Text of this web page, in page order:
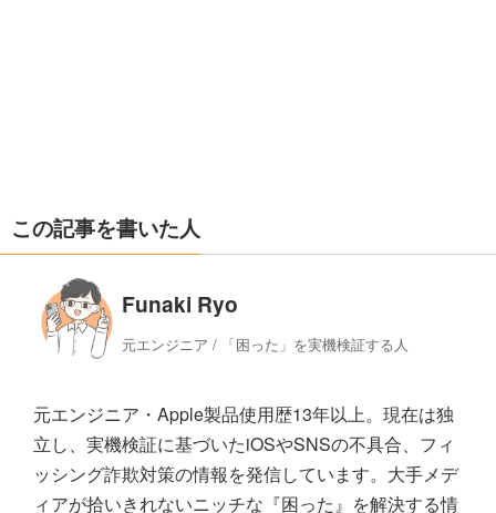
この記事を書いた人
Funaki Ryo
元エンジニア / 「困った」を実機検証する人
元エンジニア・Apple製品使用歴13年以上。現在は独
立し、実機検証に基づいたiOSやSNSの不具合、フィ
ッシング詐欺対策の情報を発信しています。大手メデ
ィアが拾いきれないニッチな『困った』を解決する情